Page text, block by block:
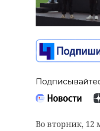
Во вторник, 12